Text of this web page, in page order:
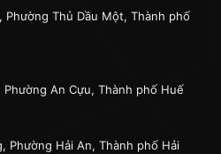
Phường Thủ Dầu Một, Thành phố
Phường An Cựu, Thành phố Huế
Phường Hải An, Thành phố Hải